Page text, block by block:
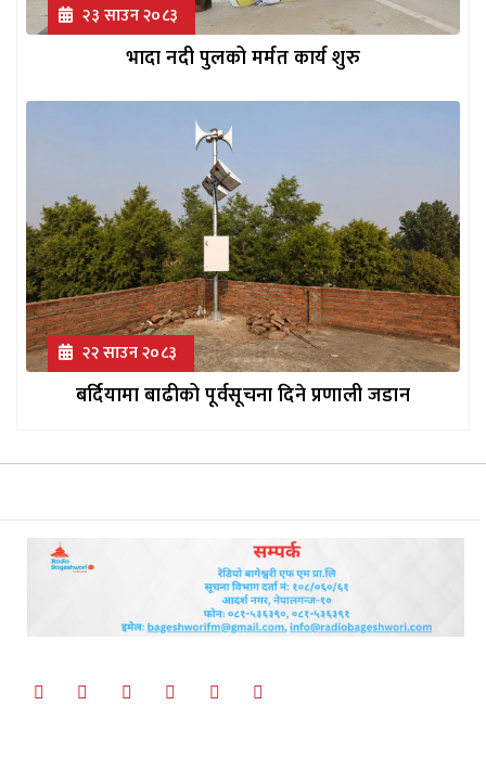
२३ साउन २०८३
भादा नदी पुलको मर्मत कार्य शुरु
२२ साउन २०८३
बर्दियामा बाढीको पूर्वसूचना दिने प्रणाली जडान